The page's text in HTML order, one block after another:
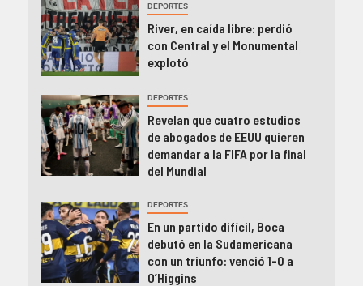
DEPORTES
River, en caída libre: perdió
con Central y el Monumental
explotó
DEPORTES
Revelan que cuatro estudios
de abogados de EEUU quieren
demandar a la FIFA por la final
del Mundial
DEPORTES
En un partido difícil, Boca
debutó en la Sudamericana
con un triunfo: venció 1-0 a
O’Higgins